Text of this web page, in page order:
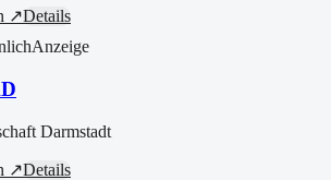
↗Details
Anzeige
Darmstadt
↗Details